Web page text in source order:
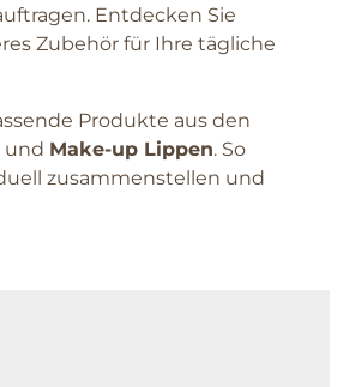
Entdecken Sie
Zubehör für Ihre tägliche
Produkte aus den
und Make-up Lippen. So
zusammenstellen und